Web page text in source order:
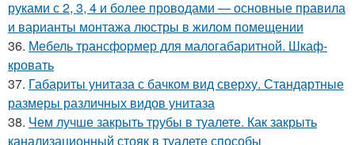
руками с 2, 3, 4 и более проводами — основные правила
и варианты монтажа люстры в жилом помещении
36. Мебель трансформер для малогабаритной. Шкаф-
кровать
37. Габариты унитаза с бачком вид сверху. Стандартные
размеры различных видов унитаза
38. Чем лучше закрыть трубы в туалете. Как закрыть
канализационный стояк в туалете способы